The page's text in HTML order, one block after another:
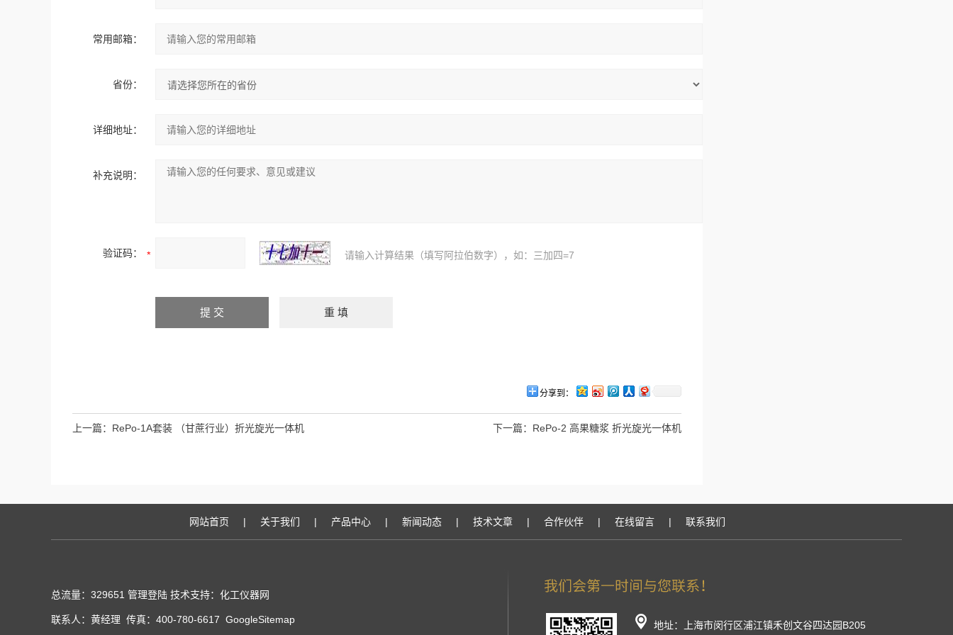
常用邮箱：
省份：
详细地址：
补充说明：
验证码： 请输入计算结果（填写阿拉伯数字），如：三加四=7
分享到：
上一篇： RePo-1A套装 （甘蔗行业）折光旋光一体机 下一篇： RePo-2 高果糖浆 折光旋光一体机
网站首页 | 关于我们 | 产品中心 | 新闻动态 | 技术文章 | 合作伙伴 | 在线留言 | 联系我们
总流量：329651 管理登陆 技术支持：化工仪器网
联系人：黄经理 传真：400-780-6617 GoogleSitemap 地址：上海市闵行区浦江镇禾创文谷四达园B205